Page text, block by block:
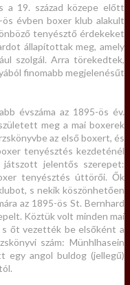
a 19. század közepe előtt
évben boxer klub alakult
tenyésztő érdekeket
állapítottak meg, amely
szolgál. Arra törekedtek,
finomabb megjelenésűt
évszáma az 1895-ös év.
meg a mai boxerek
az első boxert, és
tenyésztés kezdeténél
jelentős szerepet:
tenyésztés úttörői. Ők
s nekik köszönhetően
az 1895-ös St. Bernhard
Köztük volt minden mai
s őt vezették be elsőként a
szám: Münhlhasein
egy angol buldog (jellegű)